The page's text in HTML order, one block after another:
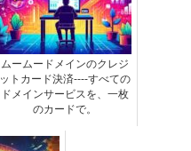
ムームードメインのクレジ
ットカード決済----すべての
ドメインサービスを、一枚
のカードで。